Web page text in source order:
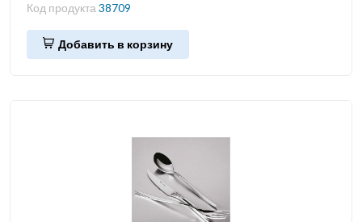
Код продукта 38709
Добавить в корзину